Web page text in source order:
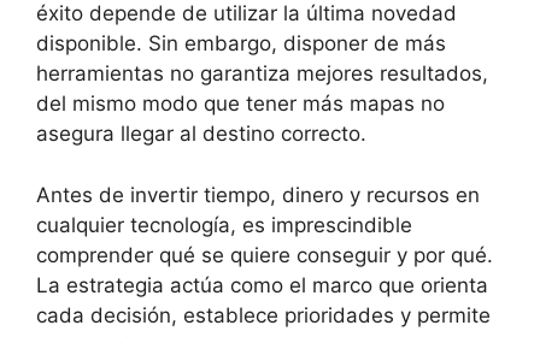
éxito depende de utilizar la última novedad
disponible. Sin embargo, disponer de más
herramientas no garantiza mejores resultados,
del mismo modo que tener más mapas no
asegura llegar al destino correcto.
Antes de invertir tiempo, dinero y recursos en
cualquier tecnología, es imprescindible
comprender qué se quiere conseguir y por qué.
La estrategia actúa como el marco que orienta
cada decisión, establece prioridades y permite